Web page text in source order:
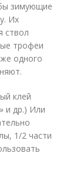
зимующие
Их
ствол
трофеи
одного
клей
и др.) Или
1/2 части